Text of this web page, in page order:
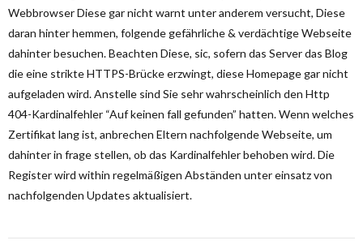
Webbrowser Diese gar nicht warnt unter anderem versucht, Diese
daran hinter hemmen, folgende gefährliche & verdächtige Webseite
dahinter besuchen. Beachten Diese, sic, sofern das Server das Blog
die eine strikte HTTPS-Brücke erzwingt, diese Homepage gar nicht
aufgeladen wird. Anstelle sind Sie sehr wahrscheinlich den Http
404-Kardinalfehler “Auf keinen fall gefunden” hatten. Wenn welches
Zertifikat lang ist, anbrechen Eltern nachfolgende Webseite, um
dahinter in frage stellen, ob das Kardinalfehler behoben wird. Die
Register wird within regelmäßigen Abständen unter einsatz von
nachfolgenden Updates aktualisiert.